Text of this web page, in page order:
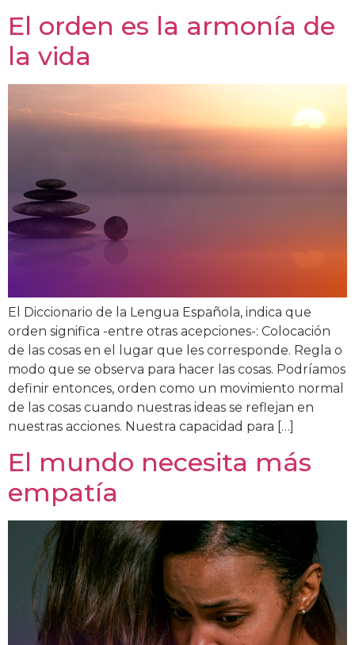
El orden es la armonía de
la vida
El Diccionario de la Lengua Española, indica que
orden significa -entre otras acepciones-: Colocación
de las cosas en el lugar que les corresponde. Regla o
modo que se observa para hacer las cosas. Podríamos
definir entonces, orden como un movimiento normal
de las cosas cuando nuestras ideas se reflejan en
nuestras acciones. Nuestra capacidad para […]
El mundo necesita más
empatía